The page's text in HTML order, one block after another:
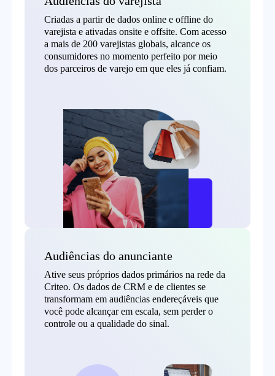
Criadas a partir de dados online e offline do
varejista e ativadas onsite e offsite. Com acesso
a mais de 200 varejistas globais, alcance os
consumidores no momento perfeito por meio
dos parceiros de varejo em que eles já confiam.
Audiências do anunciante
Ative seus próprios dados primários na rede da
Criteo. Os dados de CRM e de clientes se
transformam em audiências endereçáveis que
você pode alcançar em escala, sem perder o
controle ou a qualidade do sinal.